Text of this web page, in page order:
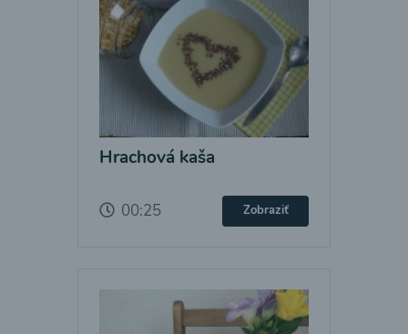
Hrachová kaša
00:25 Zobraziť